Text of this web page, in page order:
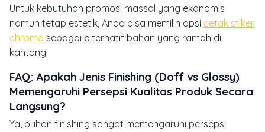
Untuk kebutuhan promosi massal yang ekonomis
namun tetap estetik, Anda bisa memilih opsi cetak stiker
chromo sebagai alternatif bahan yang ramah di
kantong.
FAQ: Apakah Jenis Finishing (Doff vs Glossy)
Memengaruhi Persepsi Kualitas Produk Secara
Langsung?
Ya, pilihan finishing sangat memengaruhi persepsi